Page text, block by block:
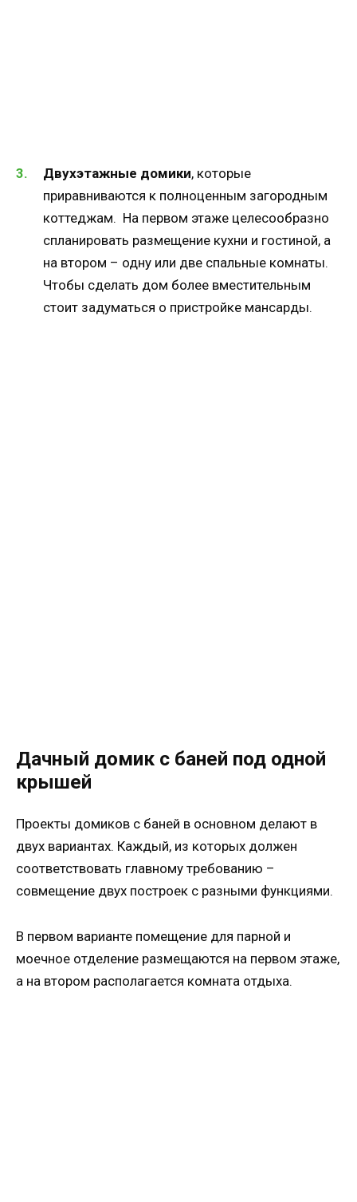
Двухэтажные домики, которые
приравниваются к полноценным загородным
коттеджам. На первом этаже целесообразно
спланировать размещение кухни и гостиной, а
на втором – одну или две спальные комнаты.
Чтобы сделать дом более вместительным
стоит задуматься о пристройке мансарды.
Дачный домик с баней под одной
крышей
Проекты домиков с баней в основном делают в
двух вариантах. Каждый, из которых должен
соответствовать главному требованию –
совмещение двух построек с разными функциями.
В первом варианте помещение для парной и
моечное отделение размещаются на первом этаже,
а на втором располагается комната отдыха.